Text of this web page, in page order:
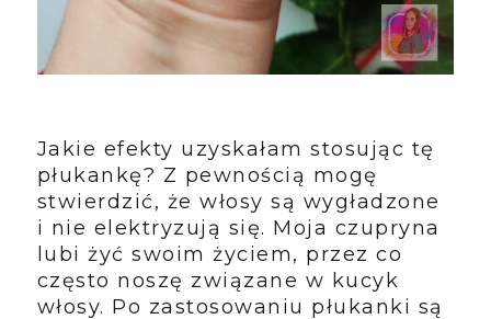
Jakie efekty uzyskałam stosując tę
płukankę? Z pewnością mogę
stwierdzić, że włosy są wygładzone
i nie elektryzują się. Moja czupryna
lubi żyć swoim życiem, przez co
często noszę związane w kucyk
włosy. Po zastosowaniu płukanki są